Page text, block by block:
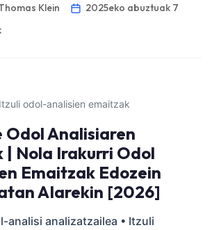
Klein
2025eko abuztuak 7
Itzuli odol-analisien emaitzak
Odol Analisiaren
| Nola Irakurri Odol
Emaitzak Edozein
AIarekin [2026]
analisi analizatzailea • Itzuli